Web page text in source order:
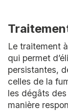
Le traitement
qui permet
persistantes,
celles de la
les dégâts
manière